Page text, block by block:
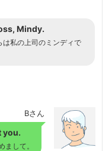
Mindy.
私の上司のミンディで
Bさん
you.
まして。